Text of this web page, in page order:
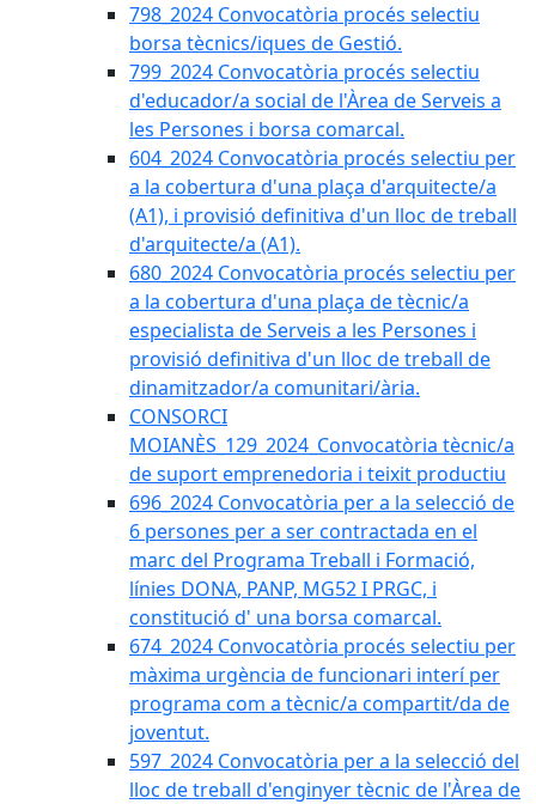
798_2024 Convocatòria procés selectiu
borsa tècnics/iques de Gestió.
799_2024 Convocatòria procés selectiu
d'educador/a social de l'Àrea de Serveis a
les Persones i borsa comarcal.
604_2024 Convocatòria procés selectiu per
a la cobertura d'una plaça d'arquitecte/a
(A1), i provisió definitiva d'un lloc de treball
d'arquitecte/a (A1).
680_2024 Convocatòria procés selectiu per
a la cobertura d'una plaça de tècnic/a
especialista de Serveis a les Persones i
provisió definitiva d'un lloc de treball de
dinamitzador/a comunitari/ària.
CONSORCI
MOIANÈS_129_2024_Convocatòria tècnic/a
de suport emprenedoria i teixit productiu
696_2024 Convocatòria per a la selecció de
6 persones per a ser contractada en el
marc del Programa Treball i Formació,
línies DONA, PANP, MG52 I PRGC, i
constitució d' una borsa comarcal.
674_2024 Convocatòria procés selectiu per
màxima urgència de funcionari interí per
programa com a tècnic/a compartit/da de
joventut.
597_2024 Convocatòria per a la selecció del
lloc de treball d'enginyer tècnic de l'Àrea de